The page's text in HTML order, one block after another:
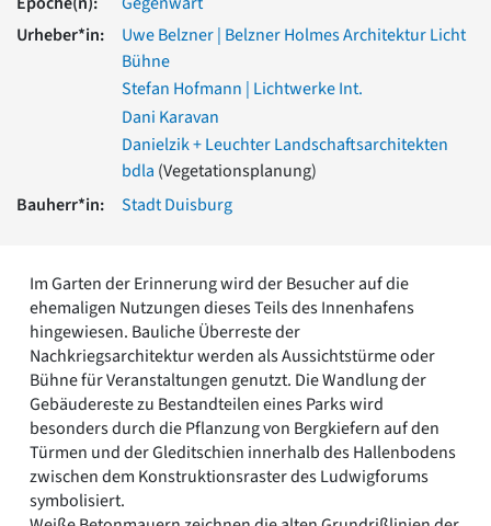
Romanik
Vorromanik
Römische Antike
Über baukunst-nrw
Fachbeirat
Freunde & Förderer
Kontakt
Suchbegriff eingeben
Urheber*in:
Uwe Belzner | Belzner Holmes Architektur Licht
Bühne
Stefan Hofmann | Lichtwerke Int.
Dani Karavan
Danielzik + Leuchter Landschaftsarchitekten
bdla (Vegetationsplanung)
Bauherr*in:
Stadt Duisburg
Im Garten der Erinnerung wird der Besucher auf die
ehemaligen Nutzungen dieses Teils des Innenhafens
hingewiesen. Bauliche Überreste der
Nachkriegsarchitektur werden als Aussichtstürme oder
Bühne für Veranstaltungen genutzt. Die Wandlung der
Gebäudereste zu Bestandteilen eines Parks wird
besonders durch die Pflanzung von Bergkiefern auf den
Türmen und der Gleditschien innerhalb des Hallenbodens
zwischen dem Konstruktionsraster des Ludwigforums
symbolisiert.